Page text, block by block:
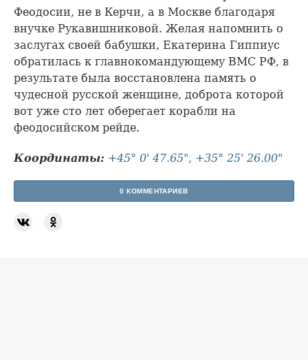
Феодосии, не в Керчи, а в Москве благодаря
внучке Рукавишниковой. Желая напомнить о
заслугах своей бабушки, Екатерина Гиппиус
обратилась к главнокомандующему ВМС РФ, в
результате была восстановлена память о
чудесной русской женщине, доброта которой
вот уже сто лет оберегает корабли на
феодосийском рейде.
Координаты: +45° 0' 47.65", +35° 25' 26.00"
0 КОММЕНТАРИЕВ